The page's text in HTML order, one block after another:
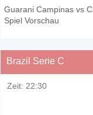
Guarani Campinas vs
Spiel Vorschau
Brazil Serie C
Zeit: 22:30